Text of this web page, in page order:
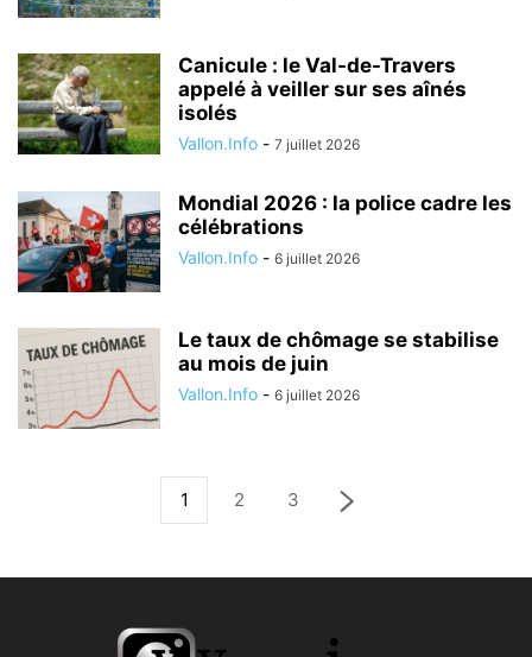
Canicule : le Val-de-Travers
appelé à veiller sur ses aînés
isolés
Vallon.Info - 7 juillet 2026
Mondial 2026 : la police cadre les
célébrations
Vallon.Info - 6 juillet 2026
Le taux de chômage se stabilise
au mois de juin
Vallon.Info - 6 juillet 2026
1 2 3